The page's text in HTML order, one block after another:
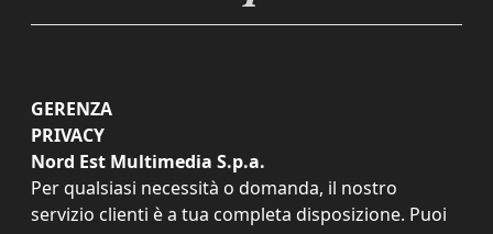
GERENZA
PRIVACY
Nord Est Multimedia S.p.a.
Per qualsiasi necessità o domanda, il nostro
servizio clienti è a tua completa disposizione. Puoi